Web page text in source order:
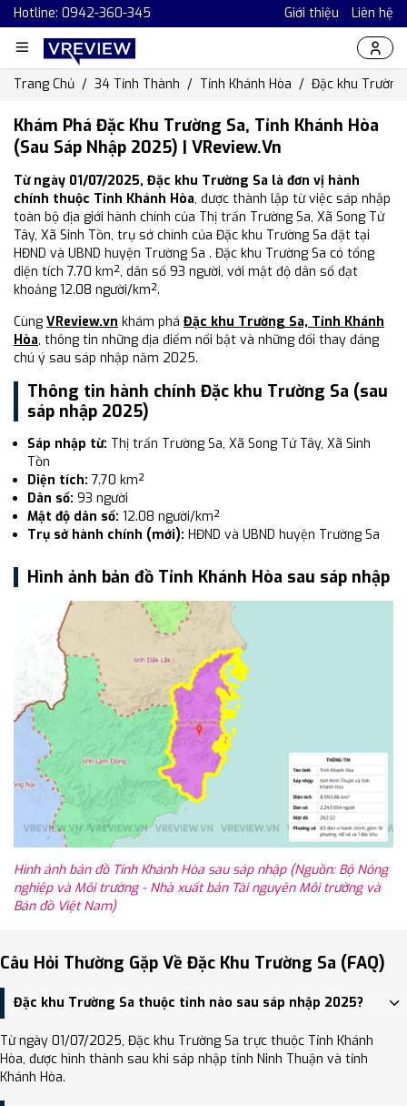
Hotline: 0942-360-345 Giới thiệu Liên hệ
Trang Chủ 34 Tỉnh Thành Tỉnh Khánh Hòa Đặc khu Trường
Khám Phá Đặc Khu Trường Sa, Tỉnh Khánh Hòa
(Sau Sáp Nhập 2025) | VReview.vn
Từ ngày 01/07/2025, Đặc khu Trường Sa là đơn vị hành
chính thuộc Tỉnh Khánh Hòa, được thành lập từ việc sáp nhập
toàn bộ địa giới hành chính của Thị trấn Trường Sa, Xã Song Tử
Tây, Xã Sinh Tồn, trụ sở chính của Đặc khu Trường Sa đặt tại
HĐND và UBND huyện Trường Sa . Đặc khu Trường Sa có tổng
diện tích 7.70 km², dân số 93 người, với mật độ dân số đạt
khoảng 12.08 người/km².
Cùng VReview.vn khám phá Đặc khu Trường Sa, Tỉnh Khánh
Hòa, thông tin những địa điểm nổi bật và những đổi thay đáng
chú ý sau sáp nhập năm 2025.
Thông tin hành chính Đặc khu Trường Sa (sau
sáp nhập 2025)
Sáp nhập từ: Thị trấn Trường Sa, Xã Song Tử Tây, Xã Sinh
Tồn
Diện tích: 7.70 km²
Dân số: 93 người
Mật độ dân số: 12.08 người/km²
Trụ sở hành chính (mới): HĐND và UBND huyện Trường Sa
Hình ảnh bản đồ Tỉnh Khánh Hòa sau sáp nhập
Hình ảnh bản đồ Tỉnh Khánh Hòa sau sáp nhập (Nguồn: Bộ Nông
nghiệp và Môi trường - Nhà xuất bản Tài nguyên Môi trường và
Bản đồ Việt Nam)
Câu Hỏi Thường Gặp Về Đặc Khu Trường Sa (FAQ)
Đặc khu Trường Sa thuộc tỉnh nào sau sáp nhập 2025?
Từ ngày 01/07/2025, Đặc khu Trường Sa trực thuộc Tỉnh Khánh
Hòa, được hình thành sau khi sáp nhập tỉnh Ninh Thuận và tỉnh
Khánh Hòa.